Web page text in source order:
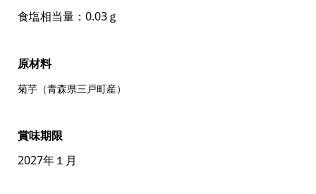
食塩相当量：0.03ｇ
原材料
菊芋（青森県三戸町産）
賞味期限
2027年１月